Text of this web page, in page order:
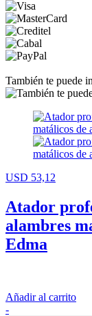
También te puede
USD 53,12
Atador
alambres
Edma
Añadir al carrito
-